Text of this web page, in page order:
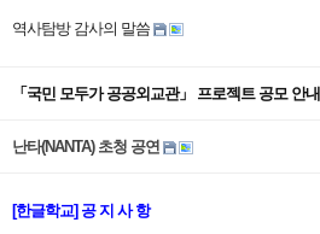
역사탐방 감사의 말씀
「국민 모두가 공공외교관」 프로젝트 공모 안내
난타(NANTA) 초청 공연
[한글학교] 공 지 사 항